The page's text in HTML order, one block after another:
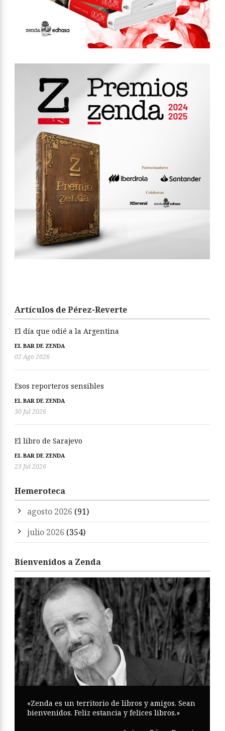
Artículos de Pérez-Reverte
El día que odié a la Argentina
EL BAR DE ZENDA
02 Ago 2026
Esos reporteros sensibles
EL BAR DE ZENDA
30 Jul 2026
El libro de Sarajevo
EL BAR DE ZENDA
23 Jul 2026
Hemeroteca
agosto 2026 (91)
julio 2026 (354)
Bienvenidos a Zenda
«Zenda es un territorio de libros y amigos. Sean
bienvenidos. Feliz estancia y felices libros.»